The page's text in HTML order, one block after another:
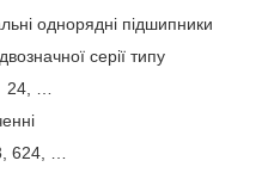
однорядні підшипники
серії типу
…
…